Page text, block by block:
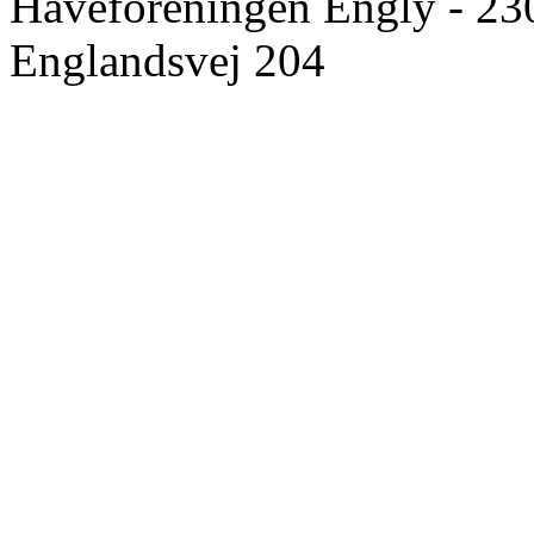
Englandsvej 204